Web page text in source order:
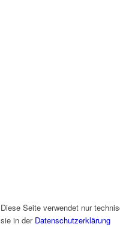
Diese Seite verwendet nur
sie in der Datenschutzerklärung